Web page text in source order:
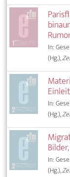
In:
(Hg.),
In:
(Hg.),
In:
(Hg.),